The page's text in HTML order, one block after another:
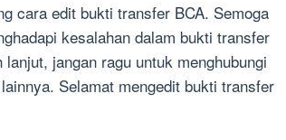
cara edit bukti transfer BCA. Semoga
kesalahan dalam bukti transfer
jangan ragu untuk menghubungi
Selamat mengedit bukti transfer